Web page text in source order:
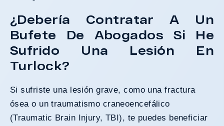
¿Debería Contratar A Un
Bufete De Abogados Si He
Sufrido Una Lesión En
Turlock?
Si sufriste una lesión grave, como una fractura
ósea o un traumatismo craneoencefálico
(Traumatic Brain Injury, TBI), te puedes beneficiar